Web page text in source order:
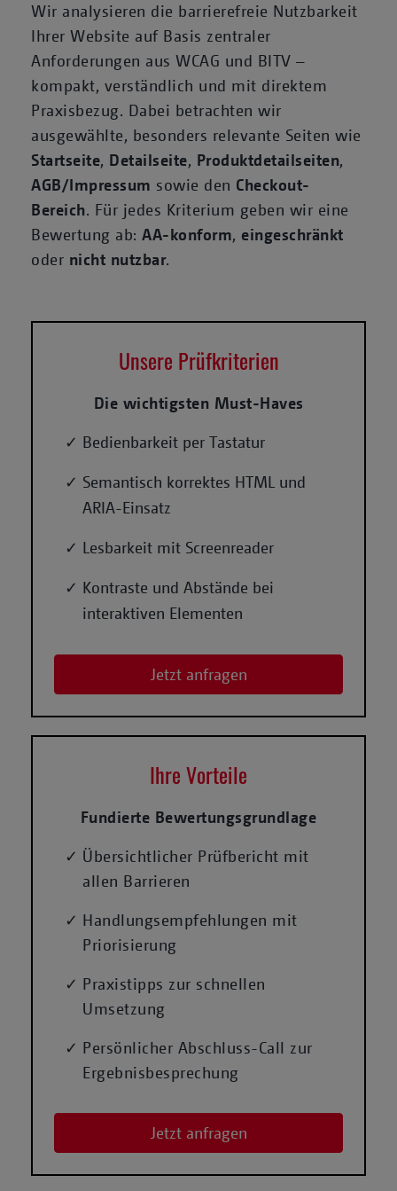
Wir analysieren die barrierefreie Nutzbarkeit
Ihrer Website auf Basis zentraler
Anforderungen aus WCAG und BITV –
kompakt, verständlich und mit direktem
Praxisbezug. Dabei betrachten wir
ausgewählte, besonders relevante Seiten wie
Startseite, Detailseite, Produktdetailseiten,
AGB/Impressum sowie den Checkout-
Bereich. Für jedes Kriterium geben wir eine
Bewertung ab: AA-konform, eingeschränkt
oder nicht nutzbar.
Unsere Prüfkriterien
Die wichtigsten Must-Haves
Bedienbarkeit per Tastatur
Semantisch korrektes HTML und
ARIA-Einsatz
Lesbarkeit mit Screenreader
Kontraste und Abstände bei
interaktiven Elementen
Jetzt anfragen
Ihre Vorteile
Fundierte Bewertungsgrundlage
Übersichtlicher Prüfbericht mit
allen Barrieren
Handlungsempfehlungen mit
Priorisierung
Praxistipps zur schnellen
Umsetzung
Persönlicher Abschluss-Call zur
Ergebnisbesprechung
Jetzt anfragen